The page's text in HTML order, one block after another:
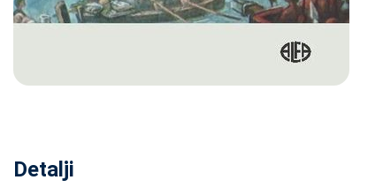
Detalji